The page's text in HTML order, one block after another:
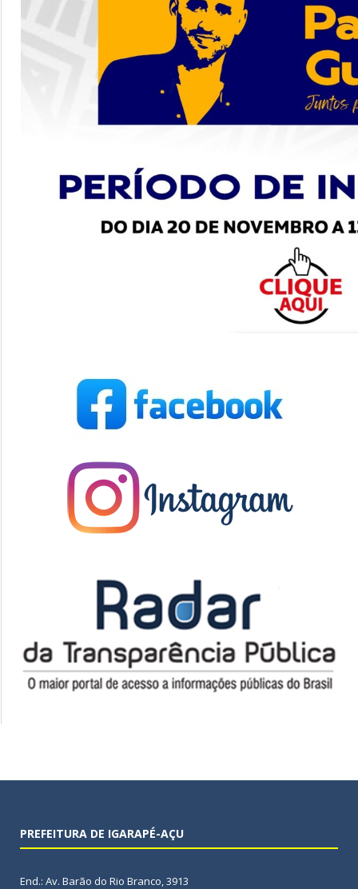
PREFEITURA DE IGARAPÉ-AÇU
End.: Av. Barão do Rio Branco, 3913